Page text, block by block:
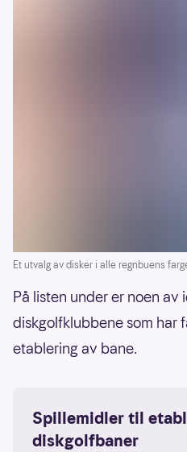
Et utvalg av disker i alle regnbuens
På listen under er noen av
diskgolfklubbene som har
etablering av bane.
Spillemidler til
diskgolfbaner